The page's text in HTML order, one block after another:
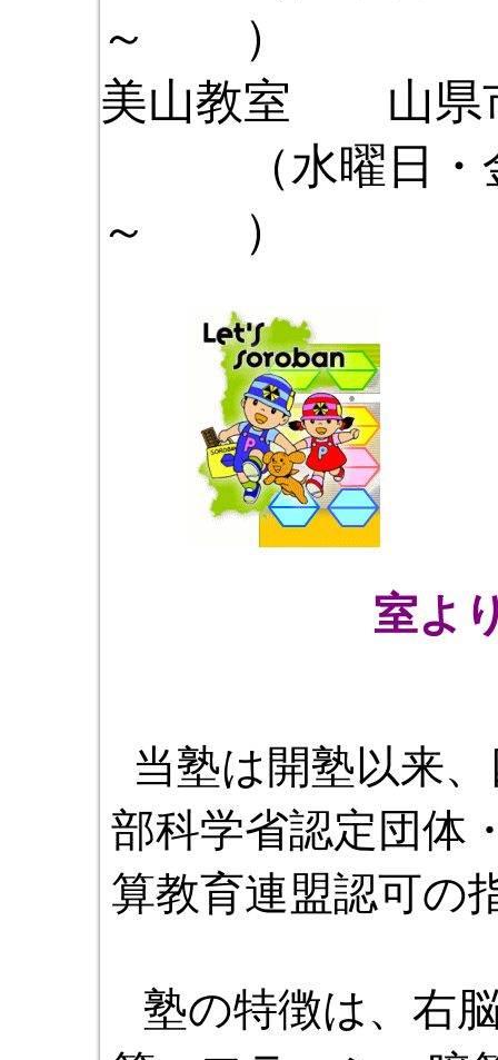
～ ）
美山教室 山県
（水曜日
～ ）
室よ
当塾は開塾以来
部科学省認定団体
算教育連盟認可の
塾の特徴は、右